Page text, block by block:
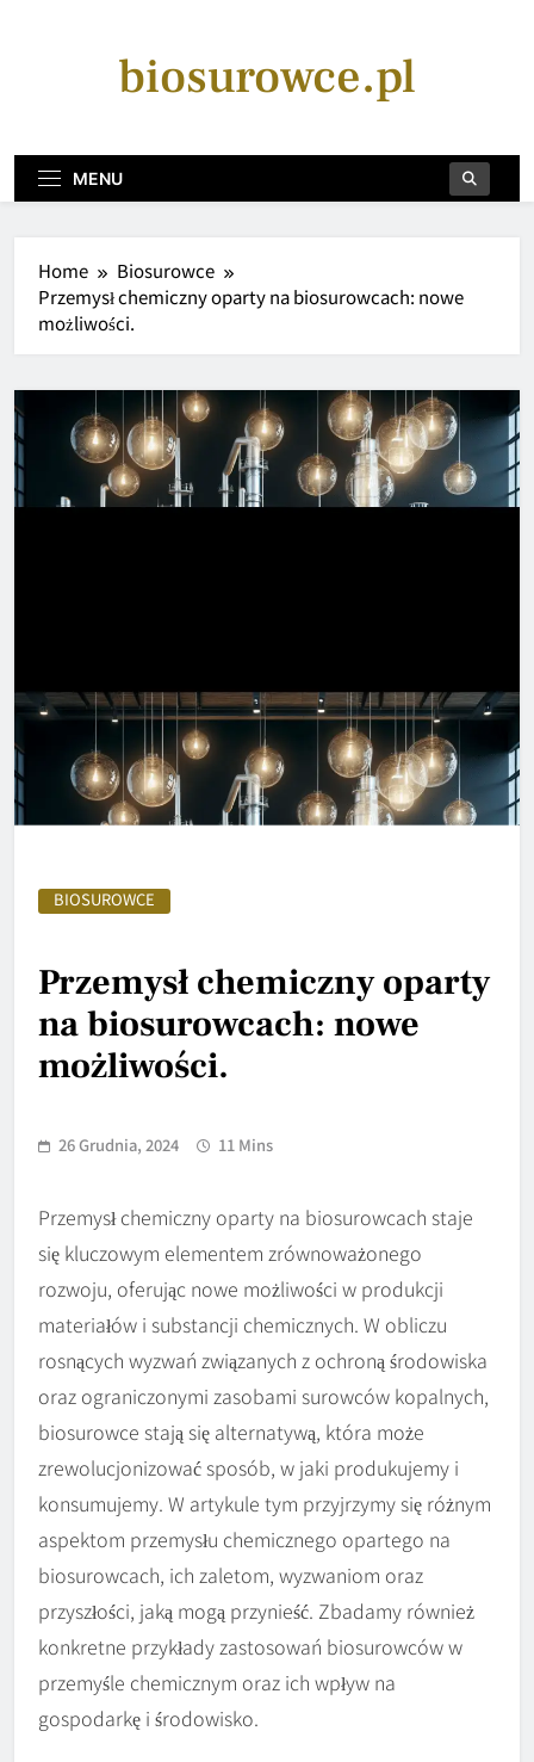
biosurowce.pl
MENU
Home
Biosurowce
Przemysł chemiczny oparty na biosurowcach: nowe
możliwości.
BIOSUROWCE
Przemysł chemiczny oparty
na biosurowcach: nowe
możliwości.
26 Grudnia, 2024 11 Mins
Przemysł chemiczny oparty na biosurowcach staje
się kluczowym elementem zrównoważonego
rozwoju, oferując nowe możliwości w produkcji
materiałów i substancji chemicznych. W obliczu
rosnących wyzwań związanych z ochroną środowiska
oraz ograniczonymi zasobami surowców kopalnych,
biosurowce stają się alternatywą, która może
zrewolucjonizować sposób, w jaki produkujemy i
konsumujemy. W artykule tym przyjrzymy się różnym
aspektom przemysłu chemicznego opartego na
biosurowcach, ich zaletom, wyzwaniom oraz
przyszłości, jaką mogą przynieść. Zbadamy również
konkretne przykłady zastosowań biosurowców w
przemyśle chemicznym oraz ich wpływ na
gospodarkę i środowisko.